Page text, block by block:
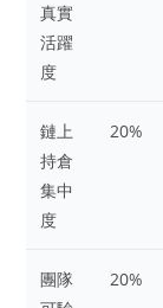
真實
活躍
度
鏈上
持倉
集中
度
20%
團隊
20%